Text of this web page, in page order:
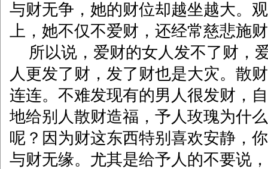
与财无争，她的财位却越坐越大。
上，她不仅不爱财，还经常慈悲施
所以说，爱财的女人发不了财，
人更发了财，发了财也是大灾。散
连连。不难发现有的男人很发财，
地给别人散财造福，予人玫瑰为什
呢？因为财这东西特别喜欢安静，
与财无缘。尤其是给予人的不要说